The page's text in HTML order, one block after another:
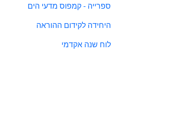
ספרייה - קמפוס מדעי הים
היחידה לקידום ההוראה
לוח שנה אקדמי